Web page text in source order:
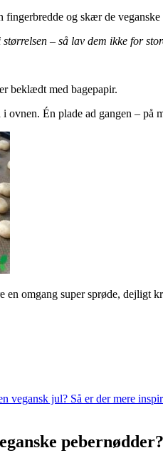
fingerbredde og skær de
– så lav dem ikke for
beklædt med bagepapir.
Én plade ad gangen – på
omgang super sprøde, dejligt
vegansk jul? Så er der mere
pebernødder?